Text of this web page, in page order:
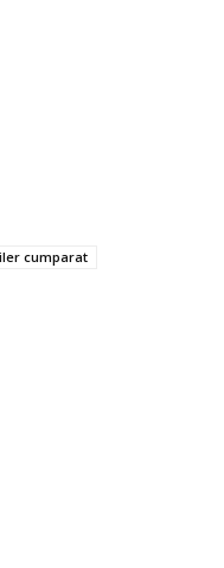
cumparat